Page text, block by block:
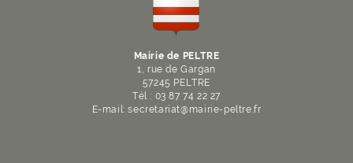
Mairie de PELTRE
1, rue de Gargan
57245 PELTRE
Tél : 03 87 74 22 27
E-mail:secretariat@mairie-peltre.fr